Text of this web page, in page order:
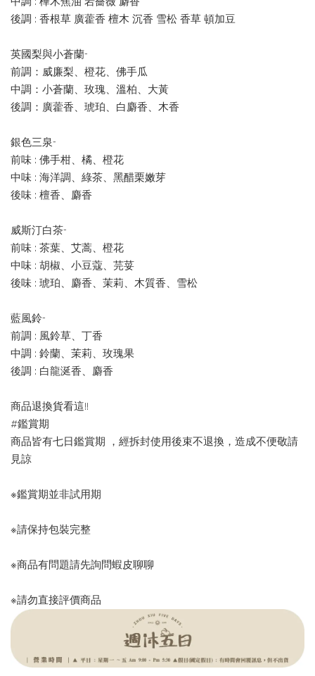
後調 : 香根草 廣藿香 檀木 沉香 雪松 香草 頓加豆
英國梨與小蒼蘭-
前調：威廉梨、橙花、佛手瓜
中調：小蒼蘭、玫瑰、溫柏、大黃
後調：廣藿香、琥珀、白麝香、木香
銀色三泉-
前味 : 佛手柑、橘、橙花
中味 : 海洋調、綠茶、黑醋栗嫩芽
後味 : 檀香、麝香
威斯汀白茶-
前味 : 茶葉、艾蒿、橙花
中味 : 胡椒、小豆蔻、芫荽
後味 : 琥珀、麝香、茉莉、木質香、雪松
藍風鈴-
前調 : 風鈴草、丁香
中調 : 鈴蘭、茉莉、玫瑰果
後調 : 白龍涎香、麝香
商品退換貨看這!!
#鑑賞期
商品皆有七日鑑賞期 ，經拆封使用後束不退換，造成不便敬請
見諒
※鑑賞期並非試用期
※請保持包裝完整
※商品有問題請先詢問蝦皮聊聊
※請勿直接評價商品